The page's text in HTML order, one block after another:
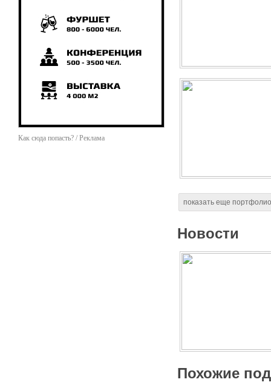
Как сюда попасть? / Реклама
показать еще портфолио
Новости
Похожие